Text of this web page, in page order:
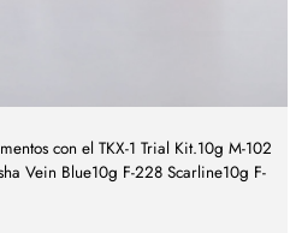
con el TKX-1 Trial Kit.10g M-102
Vein Blue10g F-228 Scarline10g F-